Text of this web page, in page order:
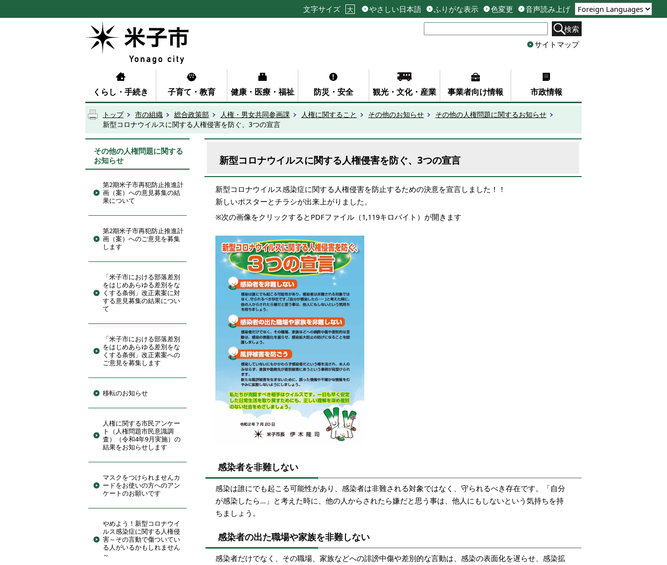
文字サイズ 大 やさしい日本語 ふりがな表示 色変更
音声読み上げ
検索
サイトマップ
くらし・手続き 子育て・教育 健康・医療・福祉 防災・安全 観光・文化・産業 事業者向け情報 市政情報
トップ 市の組織 総合政策部 人権・男女共同参画課 人権に関すること その他のお知らせ
その他の人権問題に関するお知らせ
新型コロナウイルスに関する人権侵害を防ぐ、3つの宣言
その他の人権問題に関する
お知らせ
第2期米子市再犯防止推進計
画（案）への意見募集の結
果について
第2期米子市再犯防止推進計
画（案）へのご意見を募集
します
「米子市における部落差別
をはじめあらゆる差別をな
くする条例」改正素案に対
する意見募集の結果につい
て
「米子市における部落差別
をはじめあらゆる差別をな
くする条例」改正素案への
ご意見を募集します
移転のお知らせ
人権に関する市民アンケー
ト（人権問題市民意識調
査）（令和4年9月実施）の
結果をお知らせします
マスクをつけられませんカ
ードをお使いの方へのアン
ケートのお願いです
やめよう！新型コロナウイ
ルス感染症に関する人権侵
害～その言動で傷ついてい
る人がいるかもしれません
～
新型コロナウイルスに関する人権侵害を防ぐ、3つの宣言
新型コロナウイルス感染症に関する人権侵害を防止するための決意を宣言しました！！
新しいポスターとチラシが出来上がりました。
※次の画像をクリックするとPDFファイル（1,119キロバイト）が開きます
感染者を非難しない
感染は誰にでも起こる可能性があり、感染者は非難される対象ではなく、守られるべき存在です。「自分
が感染したら…」と考えた時に、他の人からされたら嫌だと思う事は、他人にもしないという気持ちを持
ちましょう。
感染者の出た職場や家族を非難しない
感染者だけでなく、その職場、家族などへの誹謗中傷や差別的な言動は、感染の表面化を遅らせ、感染拡